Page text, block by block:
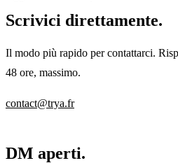
Scrivici direttamente.
Il modo più rapido per contattarci.
48 ore, massimo.
contact@trya.fr
DM aperti.